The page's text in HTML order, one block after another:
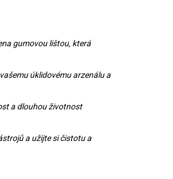
gumovou lištou, která
úklidovému arzenálu a
a dlouhou životnost
a užijte si čistotu a